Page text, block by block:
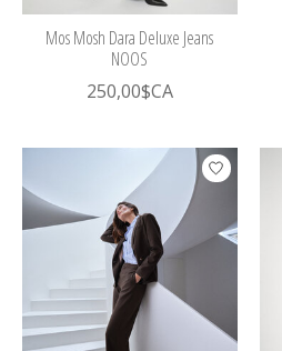
Mos Mosh Dara Deluxe Jeans
NOOS
250,00$CA